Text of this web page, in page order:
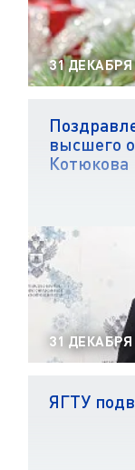
31 ДЕКАБРЯ
высшего
Котюкова
31 ДЕКАБРЯ
ЯГТУ